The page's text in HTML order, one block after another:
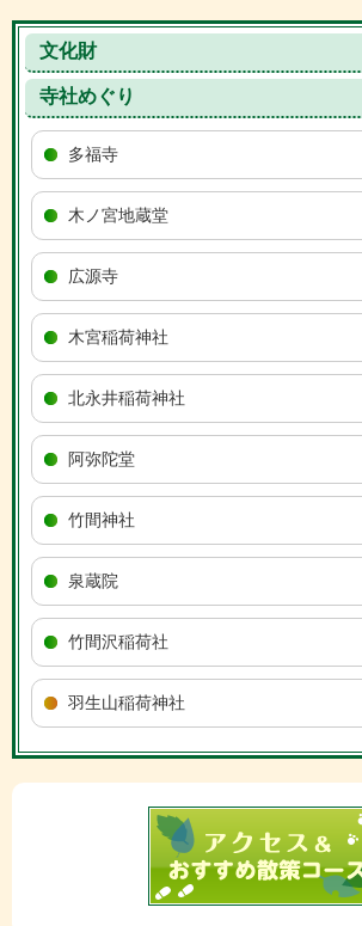
文化財
寺社めぐり
多福寺
木ノ宮地蔵堂
広源寺
木宮稲荷神社
北永井稲荷神社
阿弥陀堂
竹間神社
泉蔵院
竹間沢稲荷社
羽生山稲荷神社